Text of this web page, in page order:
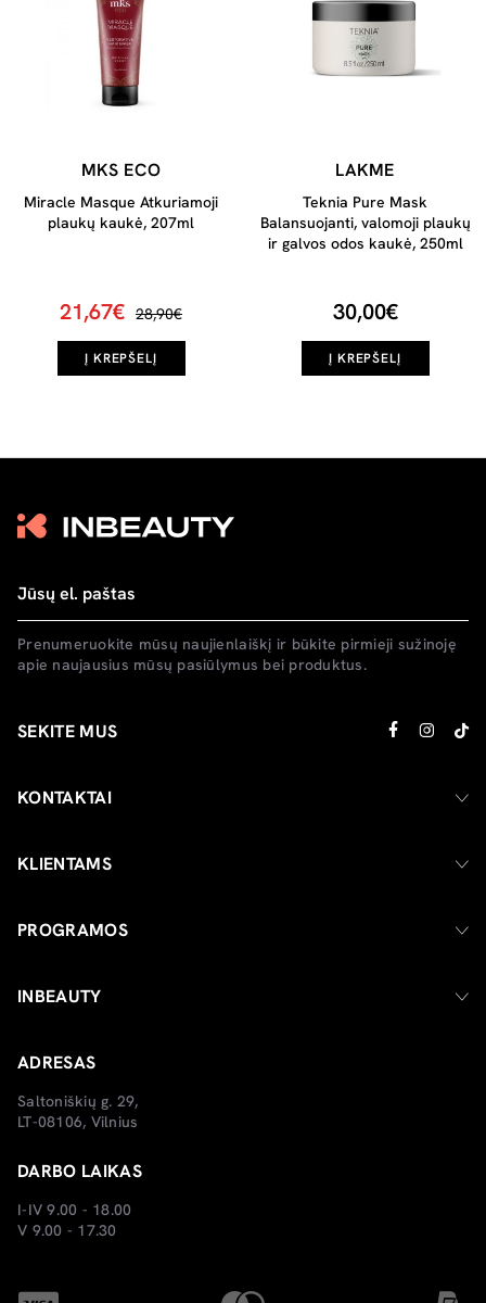
MKS ECO
Miracle Masque Atkuriamoji
plaukų kaukė, 207ml
21,67€ 28,90€
Į KREPŠELĮ
LAKME
Teknia Pure Mask
Balansuojanti, valomoji plaukų
ir galvos odos kaukė, 250ml
30,00€
Į KREPŠELĮ
Prenumeruokite mūsų naujienlaiškį ir būkite pirmieji sužinoję
apie naujausius mūsų pasiūlymus bei produktus.
SEKITE MUS
KONTAKTAI
KLIENTAMS
PROGRAMOS
INBEAUTY
ADRESAS
Saltoniškių g. 29,
LT-08106, Vilnius
DARBO LAIKAS
I-IV 9.00 - 18.00
V 9.00 - 17.30